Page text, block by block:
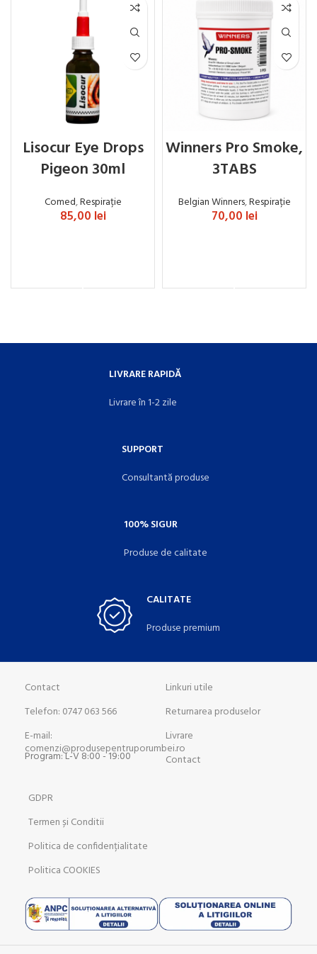
Lisocur Eye Drops
Pigeon 30ml
Comed,Respirație
85,00 lei
Winners Pro Smoke,
3TABS
Belgian Winners,Respirație
70,00 lei
LIVRARE RAPIDĂ
Livrare în 1-2 zile
SUPPORT
Consultantă produse
100% SIGUR
Produse de calitate
CALITATE
Produse premium
Contact
Telefon: 0747 063 566
E-mail:
comenzi@produsepentruporumbei.ro
Program: L-V 8:00 - 19:00
Linkuri utile
Returnarea produselor
Livrare
Contact
GDPR
Termen și Conditii
Politica de confidențialitate
Politica COOKIES